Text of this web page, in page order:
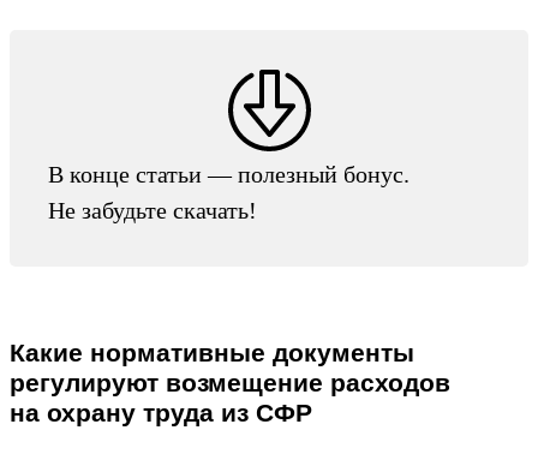
В конце статьи — полезный бонус.
Не забудьте скачать!
Какие нормативные документы
регулируют возмещение расходов
на охрану труда из СФР